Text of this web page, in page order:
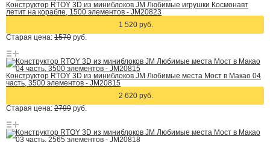
Конструктор RTOY 3D из миниблоков JM Любимые игрушки Космонавт
летит на корабле, 1500 элементов - JM20823
1 520 руб.
Старая цена: 1570 руб.
Конструктор RTOY 3D из миниблоков JM Любимые места Мост в Макао 04
часть, 3500 элементов - JM20815
2 620 руб.
Старая цена: 2799 руб.